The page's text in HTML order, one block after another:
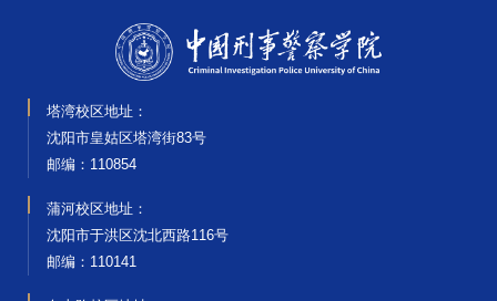
塔湾校区地址：
沈阳市皇姑区塔湾街83号
邮编‌：110854
蒲河校区地址：
沈阳市于洪区沈北西路116号
邮编‌：110141